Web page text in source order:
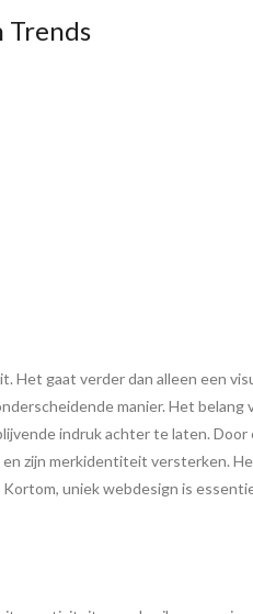
Trends
gaat verder dan alleen een
manier. Het belang
indruk achter te laten. Door
zijn merkidentiteit versterken.
uniek webdesign is